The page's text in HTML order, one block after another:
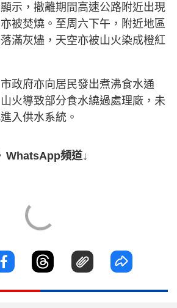
示，撤離期間高速公路附近出現
被焚燒。至周六下午，附近地區
滿灰燼，天空亦被山火染成橙紅
政府亦向居民發出煮沸食水通
火導致部分食水繞過處理廠，未
入供水系統。
WhatsApp頻道↓